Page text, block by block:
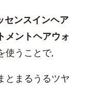
センスインヘア
メントヘアウォ
使うことで,
とまるうるツヤ